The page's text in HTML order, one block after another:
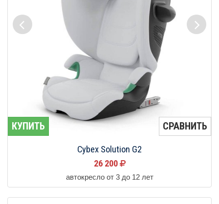
КУПИТЬ СРАВНИТЬ
Cybex Solution G2
26 200
автокресло от 3 до 12 лет